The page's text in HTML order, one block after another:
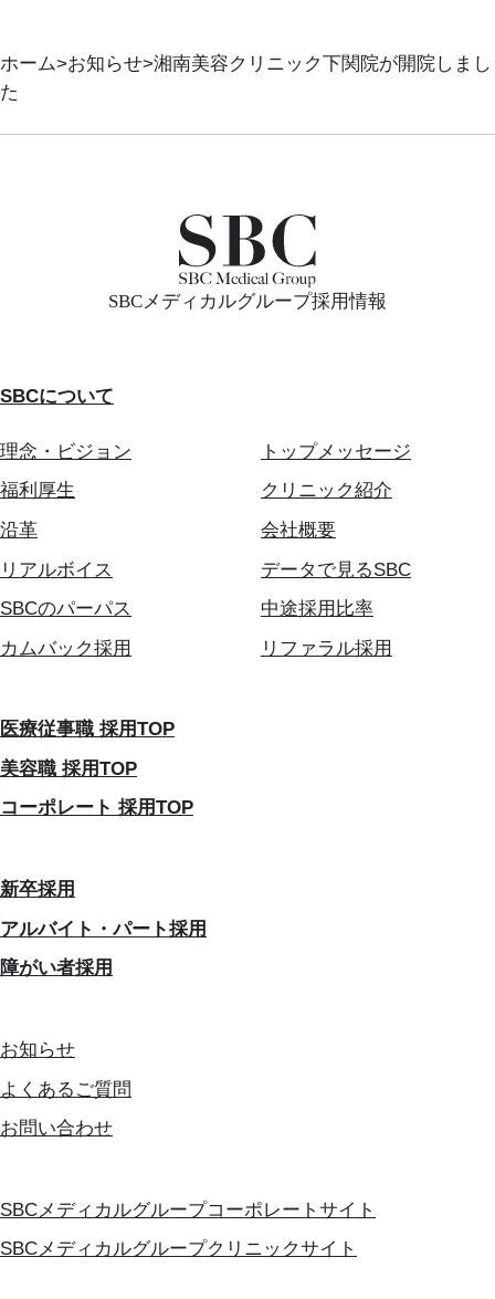
ホーム お知らせ 湘南美容クリニック下関院が開院しまし
た
SBCメディカルグループ採用情報
SBCについて
理念・ビジョン
トップメッセージ
福利厚生
クリニック紹介
沿革
会社概要
リアルボイス
データで見るSBC
SBCのパーパス
中途採用比率
カムバック採用
リファラル採用
医療従事職 採用TOP
美容職 採用TOP
コーポレート 採用TOP
新卒採用
アルバイト・パート採用
障がい者採用
お知らせ
よくあるご質問
お問い合わせ
SBCメディカルグループコーポレートサイト
SBCメディカルグループクリニックサイト